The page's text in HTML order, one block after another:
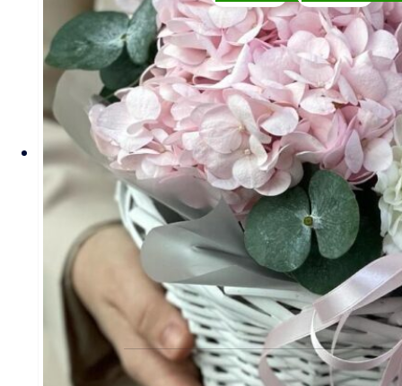
Стоимость букетов и композиций, указанная
на сайте, ориентировочна и может меняться.
Окончательная цена зависит от доступности
определенных видов цветов, времени года, а
также может быть выше в периоды
праздников и предпраздничных дней.
Информация о составе букетов, ценах на
товары и услуги, представленная на данном
сайте, предназначена исключительно для
ознакомления и не является публичной
офертой, как это определено в Статье 437(2)
Гражданского кодекса Российской Федерации.
КЛИЕНТАМ
Политика конфиденциальности